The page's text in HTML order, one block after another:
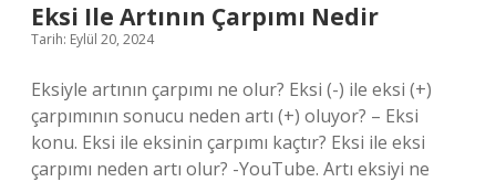
Eksi Ile Artının Çarpımı Nedir
Tarih: Eylül 20, 2024
Eksiyle artının çarpımı ne olur? Eksi (-) ile eksi (+)
çarpımının sonucu neden artı (+) oluyor? – Eksi
konu. Eksi ile eksinin çarpımı kaçtır? Eksi ile eksi
çarpımı neden artı olur? -YouTube. Artı eksiyi ne